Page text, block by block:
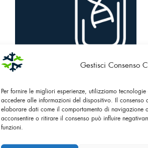
Gestisci Consenso
Per fornire le migliori esperienze, utilizziamo
accedere alle informazioni del dispositivo. Il consenso
elaborare dati come il comportamento di navigazione
acconsentire o ritirare il consenso può influire
funzioni.
41 Prodotti